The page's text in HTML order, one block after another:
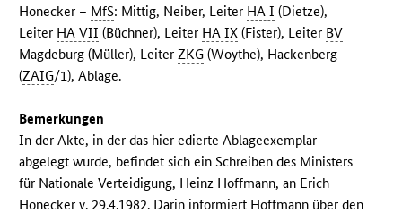
Honecker – MfS: Mittig, Neiber, Leiter HA I (Dietze),
Leiter HA VII (Büchner), Leiter HA IX (Fister), Leiter BV
Magdeburg (Müller), LeiterZKG (Woythe), Hackenberg
(ZAIG/1), Ablage.
Bemerkungen
In der Akte, in der das hier edierte Ablageexemplar
abgelegt wurde, befindet sich ein Schreiben des Ministers
für Nationale Verteidigung, Heinz Hoffmann, an Erich
Honecker v. 29.4.1982. Darin informiert Hoffmann über den